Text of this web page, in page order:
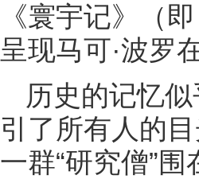
《寰宇记》（
呈现马可·波罗
历史的记忆
引了所有人的
一群“研究僧”围